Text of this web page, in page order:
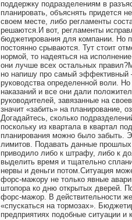
поддержку подразделениям в
планировать, объяснять придется
своем месте, либо регламенты
решаются.И вот, регламенты
бюджетирования для компании. Но
постоянно срываются. Тут стоит
нормой, то надеяться на
они лучше всех остальных
но напишу про самый эффективный
руководства определенной воли.
наказаний и все они дали
руководителей, завязанные на
значит «забить» на планирование,
Догадайтесь, сколько
поскольку из квартала в квартал
планирования можно было забыть.
лимитов. Подавать данные
приводило либо к штрафу, либо к
выделить время и тщательно
нервы и деньги потом.Ситуация
форс-мажору не только явные
штопора ко дню открытых дверей.
форс-мажор. В действительности
«спускаться на тормозах».
предприятиях подобные ситуации и